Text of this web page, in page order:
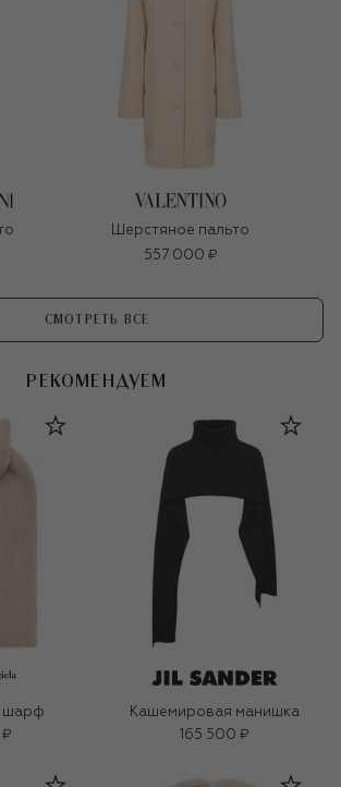
Шерстяное пальто
557 000 ₽
СМОТРЕТЬ ВСЕ
РЕКОМЕНДУЕМ
шарф
Кашемировая манишка
165 500 ₽